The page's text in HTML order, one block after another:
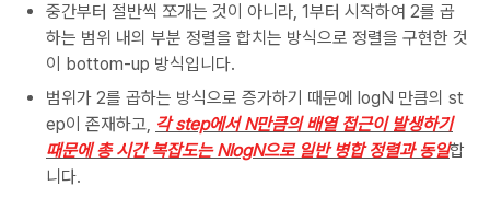
중간부터 절반씩 쪼개는 것이 아니라, 1부터 시작하여 2를 곱
하는 범위 내의 부분 정렬을 합치는 방식으로 정렬을 구현한 것
이 bottom-up 방식입니다.
범위가 2를 곱하는 방식으로 증가하기 때문에 logN 만큼의 st
ep이 존재하고, 각 step에서 N만큼의 배열 접근이 발생하기
때문에 총 시간 복잡도는 NlogN으로 일반 병합 정렬과 동일합
니다.